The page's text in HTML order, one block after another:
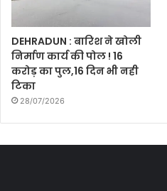
DEHRADUN : बारिश ने खोली
निर्माण कार्य की पोल ! 16
करोड़ का पुल,16 दिन भी नही
टिका
28/07/2026